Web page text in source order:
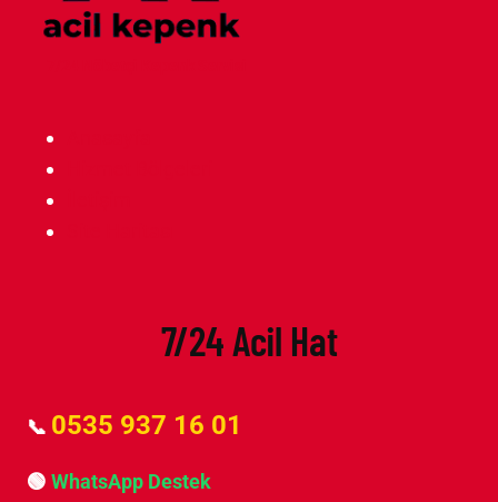
7/24 Acil Hat
📞 0535 937 16 01
🟢 WhatsApp Destek